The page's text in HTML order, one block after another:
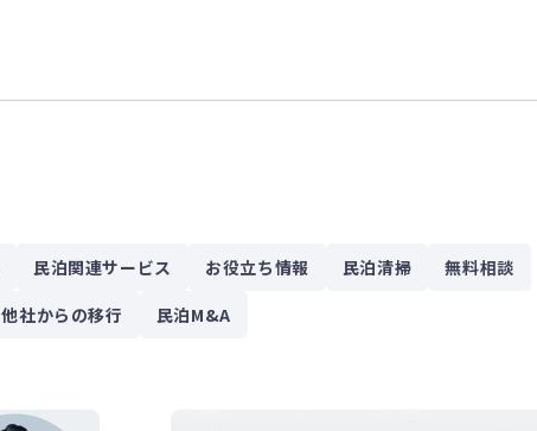
民泊関連サービス お役立ち情報 民泊清掃
無料相談
他社からの移行 民泊M&A